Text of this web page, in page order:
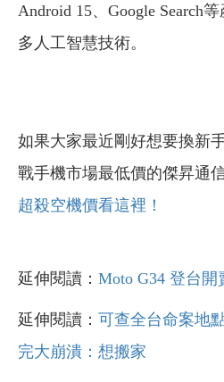
Android 15、Google Search
多人工智慧技術。
如果大家最近剛好想要換新
戰手機市場最低價的傑昇通信
超殺空機價看這裡！
延伸閱讀： Moto G34 登台
延伸閱讀： 可查全台命案地
完大崩潰：想搬家